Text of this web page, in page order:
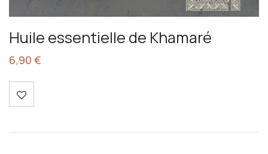
Huile essentielle de Khamaré
6,90 €